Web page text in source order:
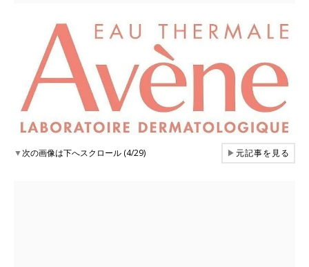
▼次の画像は下へスクロール (4/29) ▶元記事を見る